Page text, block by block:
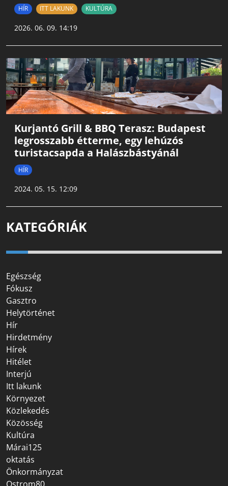
HÍR ITT LAKUNK KULTÚRA
2026. 06. 09. 14:19
Kurjantó Grill & BBQ Terasz: Budapest
legrosszabb étterme, egy lehúzós
turistacsapda a Halászbástyánál
HÍR
2024. 05. 15. 12:09
KATEGÓRIÁK
Egészség
Fókusz
Gasztro
Helytörténet
Hír
Hirdetmény
Hírek
Hitélet
Interjú
Itt lakunk
Környezet
Közlekedés
Közösség
Kultúra
Márai125
oktatás
Önkormányzat